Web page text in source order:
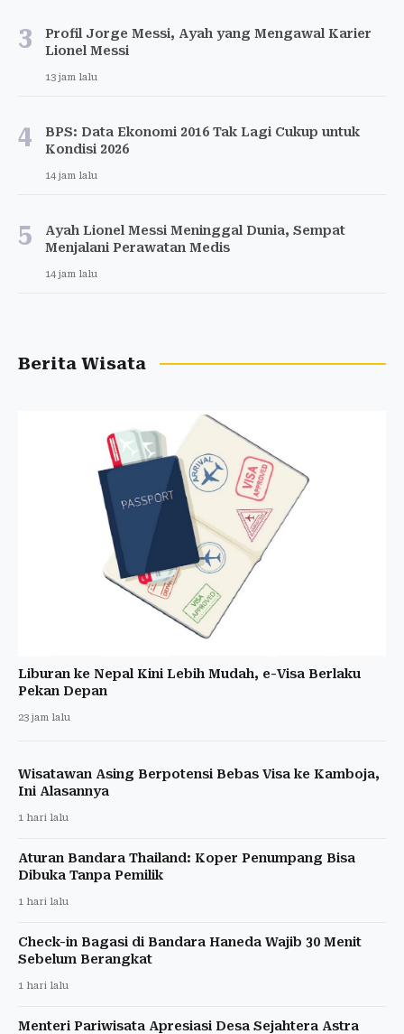
3
Profil Jorge Messi, Ayah yang Mengawal Karier
Lionel Messi
13 jam lalu
4
BPS: Data Ekonomi 2016 Tak Lagi Cukup untuk
Kondisi 2026
14 jam lalu
5
Ayah Lionel Messi Meninggal Dunia, Sempat
Menjalani Perawatan Medis
14 jam lalu
Berita Wisata
Liburan ke Nepal Kini Lebih Mudah, e-Visa Berlaku
Pekan Depan
23 jam lalu
Wisatawan Asing Berpotensi Bebas Visa ke Kamboja,
Ini Alasannya
1 hari lalu
Aturan Bandara Thailand: Koper Penumpang Bisa
Dibuka Tanpa Pemilik
1 hari lalu
Check-in Bagasi di Bandara Haneda Wajib 30 Menit
Sebelum Berangkat
1 hari lalu
Menteri Pariwisata Apresiasi Desa Sejahtera Astra